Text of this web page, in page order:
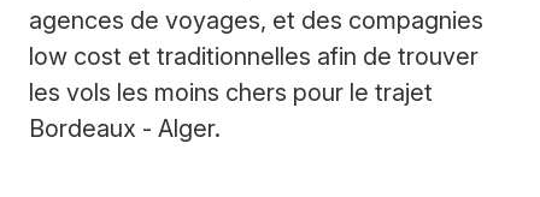
agences de voyages, et des compagnies
low cost et traditionnelles afin de trouver
les vols les moins chers pour le trajet
Bordeaux - Alger.